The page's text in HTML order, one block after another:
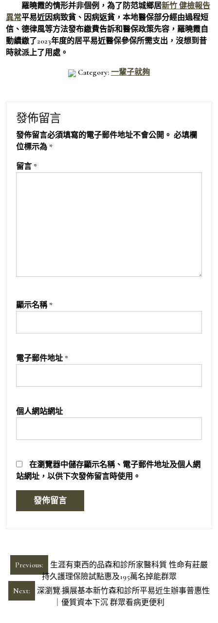
羅曉霞的情形并非個例，為了防范城鄉居新竹 健檢報告
異常平易近因病致貧、因病返貧，本地醫保部分經由過程短
信、德律風等方法發布繳費告訴和醫保政策先容，羅曉霞自
動續繳了2023年度的居平易近醫保參保所需支出，沒想到昔
時就派上了用處。
Category: 一輩子就夠
發佈留言
發佈留言必須填寫的電子郵件地址不會公開。 必填欄
位標示為 *
留言 *
顯示名稱 *
電子郵件地址 *
個人網站網址
在瀏覽器中儲存顯示名稱、電子郵件地址及個人網
站網址，以供下次發佈留言時使用。
文
章
導
Previous:
生涯有東西的品森和診所家醫科質 性命有莊嚴
持久護理保險試點惠及195萬名掉能群眾
Next:
深瀏覽·擴展基本新竹森和診所平易近生辦事普惠性
｜優質資本下沉 群眾看病更便利